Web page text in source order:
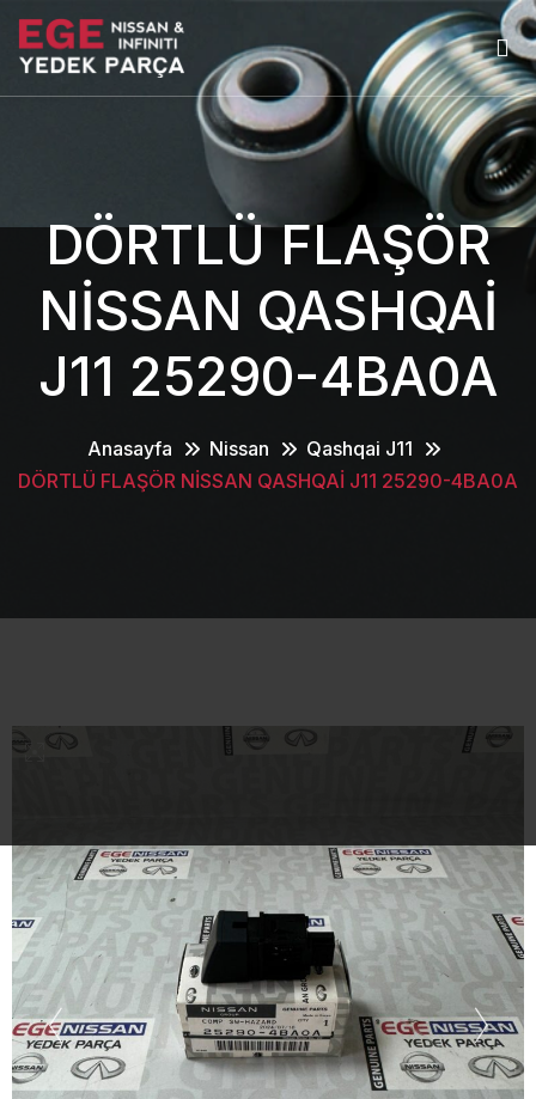
DÖRTLÜ FLAŞÖR
NİSSAN QASHQAİ
J11 25290-4BA0A
Anasayfa Nissan
Qashqai J11
DÖRTLÜ FLAŞÖR NİSSAN QASHQAİ J11 25290-4BA0A